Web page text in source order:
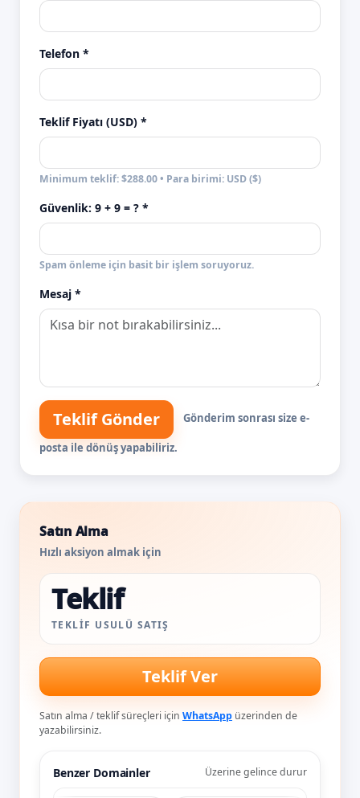
Telefon *
Teklif Fiyatı (USD) *
Minimum teklif: $288.00 • Para birimi: USD ($)
Güvenlik: 9 + 9 = ? *
Spam önleme için basit bir işlem soruyoruz.
Mesaj *
Teklif Gönder Gönderim sonrası size e-
posta ile dönüş yapabiliriz.
Satın Alma
Hızlı aksiyon almak için
Teklif
TEKLIF USULÜ SATIŞ
Teklif Ver
Satın alma / teklif süreçleri için WhatsApp üzerinden de
yazabilirsiniz.
Benzer Domainler Üzerine gelince durur